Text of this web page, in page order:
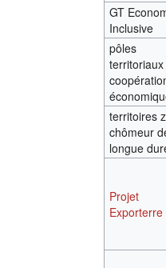
GT
Inclusive
pôles
territoires
chômeur
longue
Projet
Exporterre